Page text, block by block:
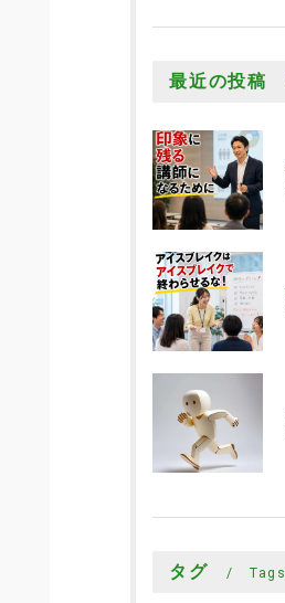
最近の投稿
タグ Tags